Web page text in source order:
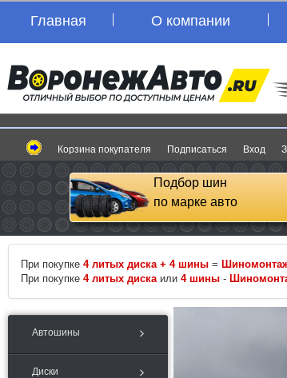
Главная О компании
Корзина покупателя Подписаться Вход
Подбор шин
по марке авто
При покупке 4 литых диска + 4 шины =
При покупке 4 литых диска или 4 шины -
Автошины
Диски